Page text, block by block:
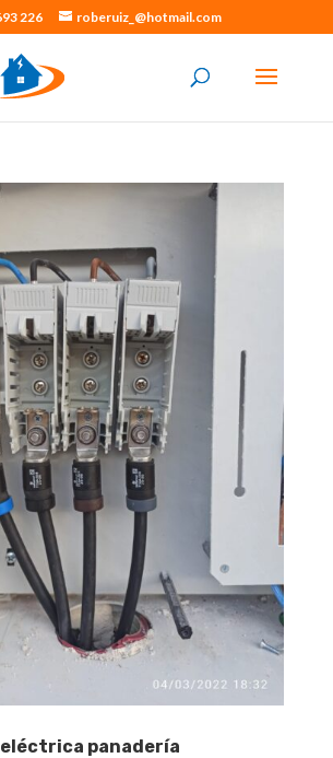
226 roberuiz_@hotmail.com
panadería